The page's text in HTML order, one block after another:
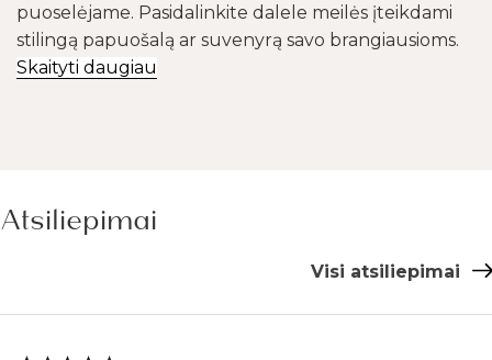
puoselėjame. Pasidalinkite dalele meilės įteikdami
stilingą papuošalą ar suvenyrą savo brangiausioms.
Skaityti daugiau
Atsiliepimai
Visi atsiliepimai